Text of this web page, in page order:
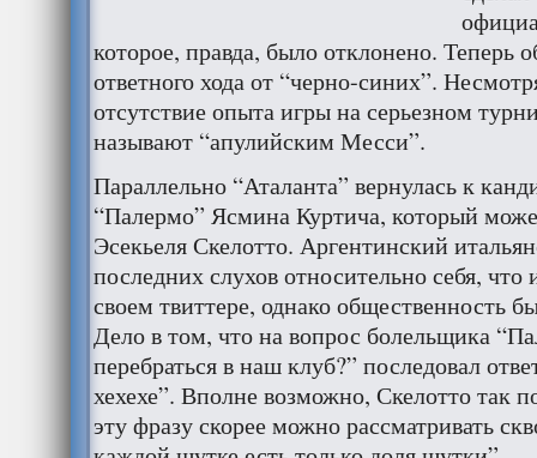
которое, правда, было отклонено. Теперь
ответного хода от “черно-синих”.
отсутствие опыта игры на серьезном
называют “апулийским Месси”.
Параллельно “Аталанта” вернулась к
“Палермо” Ясмина Куртича, который
Эсекьеля Скелотто. Аргентинский
последних слухов относительно себя, что
своем твиттере, однако общественность
Дело в том, что на вопрос болельщика
перебраться в наш клуб?” последовал
хехехе”. Вполне возможно, Скелотто так
эту фразу скорее можно рассматривать